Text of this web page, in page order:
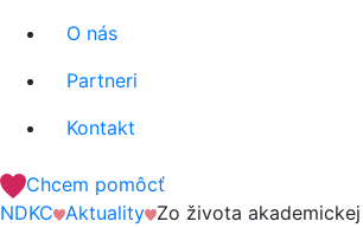
O nás
Partneri
Kontakt
Chcem pomôcť
NDKC Aktuality Zo života